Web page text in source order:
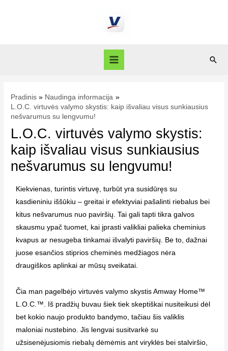
Pradinis
Naudinga informacija
L.O.C. virtuvės valymo skystis: kaip išvaliau visus sunkiausius
nešvarumus su lengvumu!
L.O.C. virtuvės valymo skystis:
kaip išvaliau visus sunkiausius
nešvarumus su lengvumu!
Kiekvienas, turintis virtuvę, turbūt yra susidūręs su
kasdieniniu iššūkiu – greitai ir efektyviai pašalinti riebalus bei
kitus nešvarumus nuo paviršių. Tai gali tapti tikra galvos
skausmu ypač tuomet, kai įprasti valikliai palieka cheminius
kvapus ar nesugeba tinkamai išvalyti paviršių. Be to, dažnai
juose esančios stiprios cheminės medžiagos nėra
draugiškos aplinkai ar mūsų sveikatai.
Čia man pagelbėjo virtuvės valymo skystis Amway Home™
L.O.C.™. Iš pradžių buvau šiek tiek skeptiškai nusiteikusi dėl
bet kokio naujo produkto bandymo, tačiau šis valiklis
maloniai nustebino. Jis lengvai susitvarkė su
užsisenėjusiomis riebalų dėmėmis ant viryklės bei stalviršio,